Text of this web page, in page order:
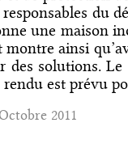
du
une maison
montre ainsi
des solutions. Le
est prévu
2011